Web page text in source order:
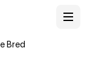
Bred